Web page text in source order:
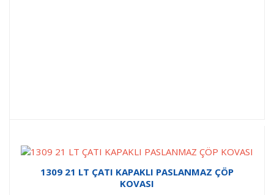
1309 21 LT ÇATI KAPAKLI PASLANMAZ ÇÖP
KOVASI